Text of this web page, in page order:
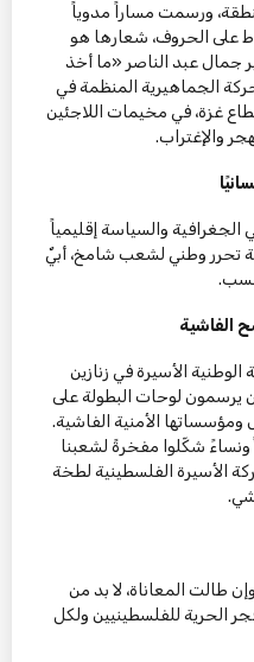
ورسمت مساراً مدوياً
على الحروف، شعارها هو
جمال عبد الناصر «ما أخذ
الجماهيرية المنظمة في
غزة، في مخيمات اللاجئين
والإغتراب.
الجغرافية والسياسة إقليمياً
تحرر وطني لشعب شامخ، أبيٌ
الفاشية
الوطنية الأسيرة في زنازين
يرسمون لوحات البطولة على
ومؤسساتها الأمنية الفاشية.
ونساءً شكّلوا مفخرةً لشعبنا
الأسيرة الفلسطينية لطخة
طالت المعاناة، لا بد من
الحرية للفلسطينيين ولكل